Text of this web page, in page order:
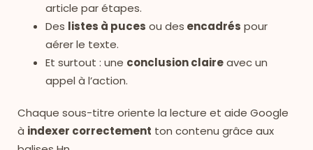
article par étapes.
Des listes à puces ou des encadrés pour
aérer le texte.
Et surtout : une conclusion claireavec un
appel à l’action.
Chaque sous-titre oriente la lecture et aide Google
à indexer correctement ton contenu grâce aux